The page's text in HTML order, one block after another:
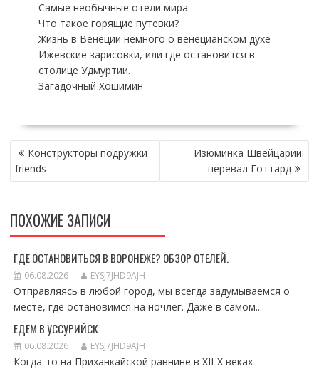
Самые необычные отели мира.
Что такое горящие путевки?
Жизнь в Венеции немного о венецианском духе
Ижевские зарисовки, или где остановится в
столице Удмуртии.
Загадочный Хошимин
НАВИГАЦИЯ
ПО
ЗАПИСЯМ
Конструкторы подружки
friends
Изюминка Швейцарии:
перевал Готтард
ПОХОЖИЕ ЗАПИСИ
ГДЕ ОСТАНОВИТЬСЯ В ВОРОНЕЖЕ? ОБЗОР ОТЕЛЕЙ.
06.08.2026 EYSJ7JHD9AJH
Отправляясь в любой город, мы всегда задумываемся о
месте, где остановимся на ночлег. Даже в самом...
ЕДЕМ В УССУРИЙСК
06.08.2026 EYSJ7JHD9AJH
Когда-то на Приханкайской равнине в XII-X веках